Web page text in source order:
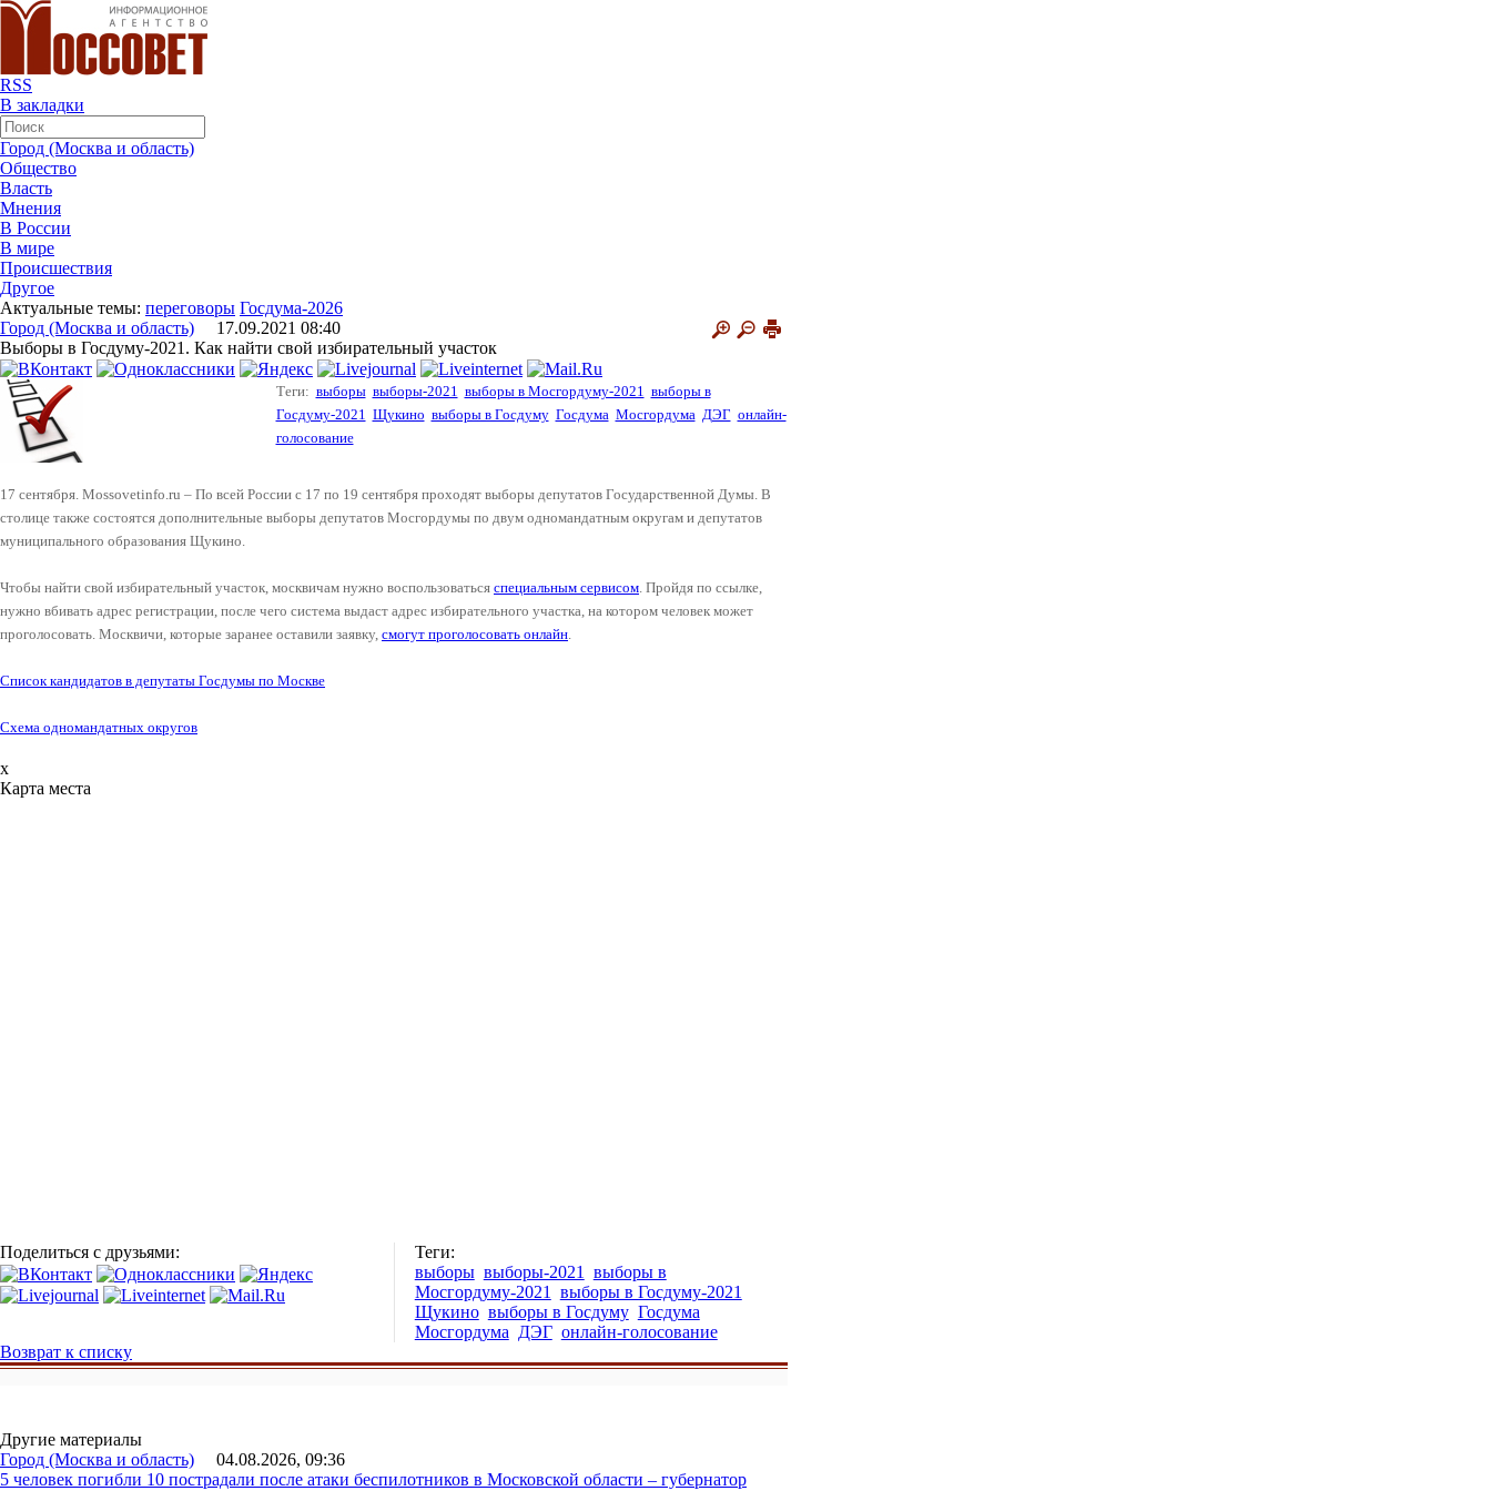
RSS
В закладки
Город (Москва и область)
Общество
Власть
Мнения
В России
В мире
Происшествия
Другое
Актуальные темы: переговоры Госдума-2026
Город (Москва и область) 17.09.2021 08:40
Выборы в Госдуму-2021. Как найти свой избирательный участок
Теги: выборы выборы-2021 выборы в Мосгордуму-2021 выборы в
Госдуму-2021 Щукино выборы в Госдуму Госдума Мосгордума ДЭГ онлайн-
голосование
17 сентября. Mossovetinfo.ru – По всей России с 17 по 19 сентября проходят выборы депутатов Государственной Думы. В
столице также состоятся дополнительные выборы депутатов Мосгордумы по двум одномандатным округам и депутатов
муниципального образования Щукино.
Чтобы найти свой избирательный участок, москвичам нужно воспользоваться специальным сервисом. Пройдя по ссылке,
нужно вбивать адрес регистрации, после чего система выдаст адрес избирательного участка, на котором человек может
проголосовать. Москвичи, которые заранее оставили заявку, смогут проголосовать онлайн.
Список кандидатов в депутаты Госдумы по Москве
Схема одномандатных округов
x
Карта места
Поделиться с друзьями:
Теги:
выборы выборы-2021
выборы в
Мосгордуму-2021
выборы в Госдуму-2021
Щукино выборы в Госдуму Госдума
Мосгордума ДЭГ онлайн-голосование
Возврат к списку
Другие материалы
Город (Москва и область) 04.08.2026, 09:36
5 человек погибли 10 пострадали после атаки беспилотников в Московской области – губернатор